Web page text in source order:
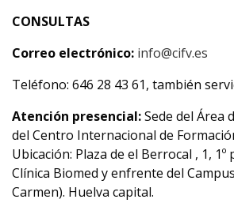
CONSULTAS
Correo electrónico: info@cifv.es
Teléfono: 646 28 43 61, también
Atención presencial:Sede del Área
del Centro Internacional de
Ubicación: Plaza de el Berrocal , 1,
Clínica Biomed y enfrente del
Carmen). Huelva capital.